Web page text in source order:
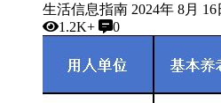
生活信息指南 2024年 8月 16
1.2K+
0